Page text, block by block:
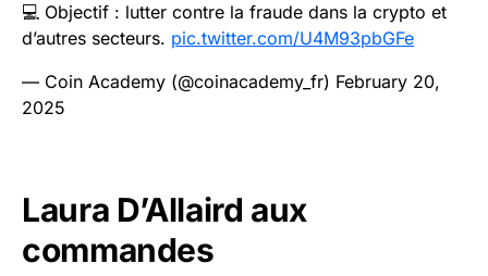
💻 Objectif : lutter contre la fraude dans la crypto et
d’autres secteurs. pic.twitter.com/U4M93pbGFe
— Coin Academy (@coinacademy_fr) February 20,
2025
Laura D’Allaird aux
commandes